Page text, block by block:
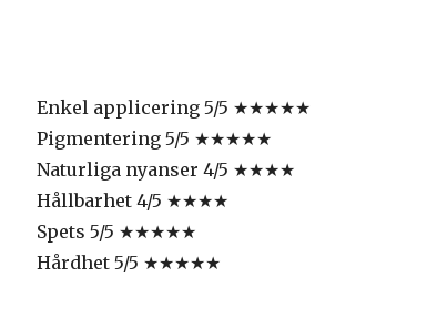
Enkel applicering 5/5 ★★★★★
Pigmentering 5/5 ★★★★★
Naturliga nyanser 4/5 ★★★★
Hållbarhet 4/5 ★★★★
Spets 5/5 ★★★★★
Hårdhet 5/5 ★★★★★